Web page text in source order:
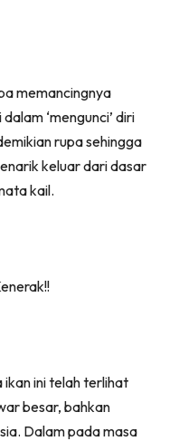
memancingnya
‘mengunci’ diri
rupa sehingga
keluar dari dasar
kail.
ini telah terlihat
besar, bahkan
Dalam pada masa